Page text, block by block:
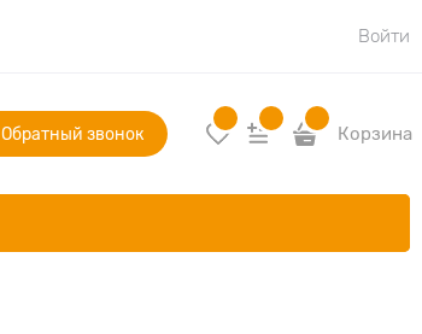
Войти
Обратный звонок Корзина